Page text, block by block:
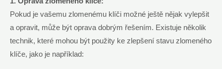
Pokud je vašemu zlomenému klíči možné ještě nějak vylepšit
a opravit, může být oprava dobrým řešením. Existuje několik
technik, které mohou být použity ke zlepšení stavu zlomeného
klíče, jako je například: